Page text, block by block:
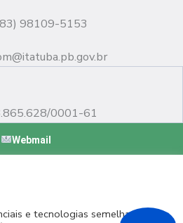
98109-5153
0001-61
Webmail
e tecnologias semelhantes de